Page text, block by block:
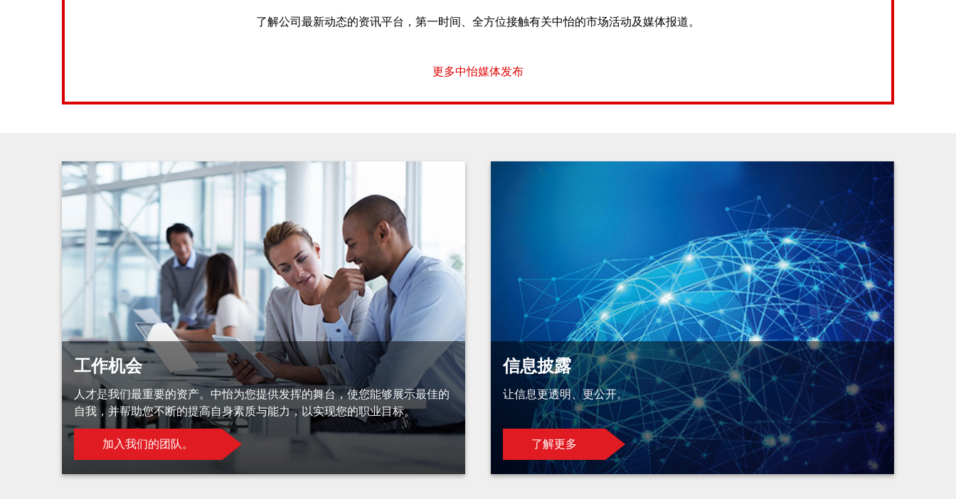
了解公司最新动态的资讯平台，第一时间、全方位接触有关中怡的市场活动及媒体报道。
更多中怡媒体发布
工作机会
人才是我们最重要的资产。中怡为您提供发挥的舞台，使您能够展示最佳的
自我，并帮助您不断的提高自身素质与能力，以实现您的职业目标。
加入我们的团队。
信息披露
让信息更透明、更公开。
了解更多